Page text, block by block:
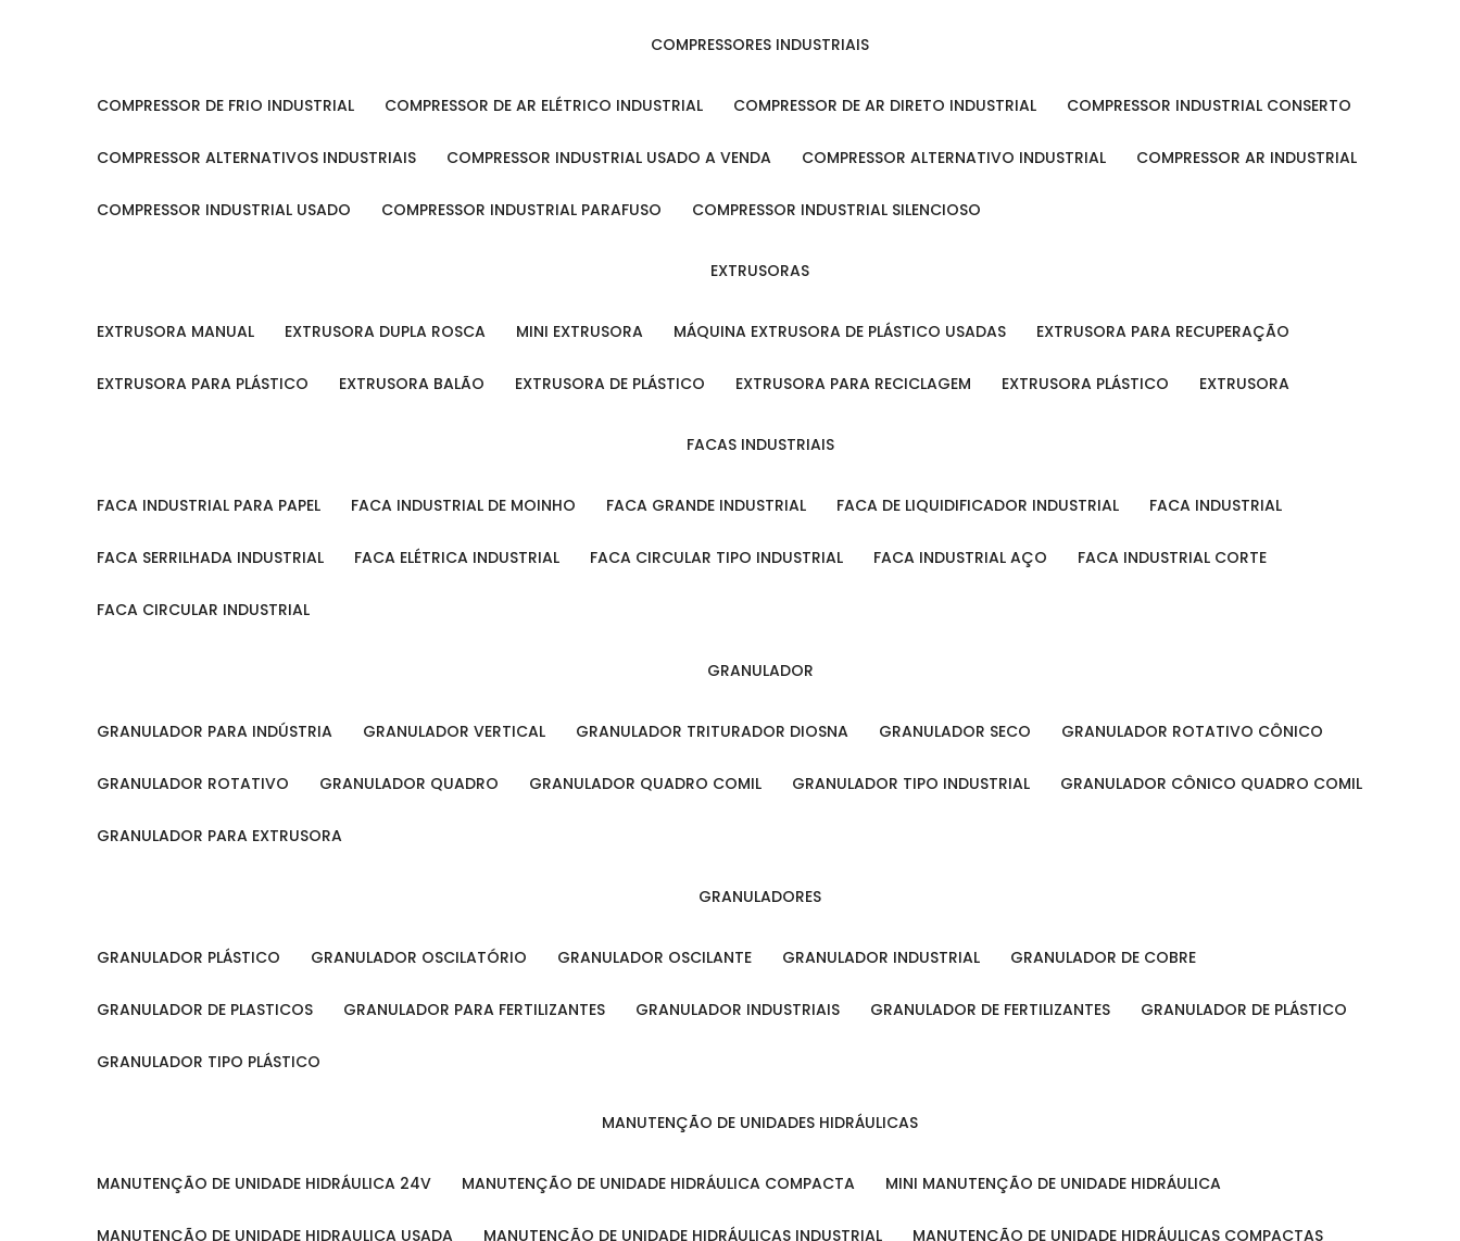
COMPRESSORES INDUSTRIAIS
COMPRESSOR DE FRIO INDUSTRIAL COMPRESSOR DE AR ELÉTRICO INDUSTRIAL COMPRESSOR DE AR DIRETO INDUSTRIAL COMPRESSOR INDUSTRIAL CONSERTO
COMPRESSOR ALTERNATIVOS INDUSTRIAIS COMPRESSOR INDUSTRIAL USADO A VENDA COMPRESSOR ALTERNATIVO INDUSTRIAL COMPRESSOR AR INDUSTRIAL
COMPRESSOR INDUSTRIAL USADO COMPRESSOR INDUSTRIAL PARAFUSO COMPRESSOR INDUSTRIAL SILENCIOSO
EXTRUSORAS
EXTRUSORA MANUAL EXTRUSORA DUPLA ROSCA MINI EXTRUSORA MÁQUINA EXTRUSORA DE PLÁSTICO USADAS EXTRUSORA PARA RECUPERAÇÃO
EXTRUSORA PARA PLÁSTICO EXTRUSORA BALÃO EXTRUSORA DE PLÁSTICO EXTRUSORA PARA RECICLAGEM EXTRUSORA PLÁSTICO EXTRUSORA
FACAS INDUSTRIAIS
FACA INDUSTRIAL PARA PAPEL FACA INDUSTRIAL DE MOINHO FACA GRANDE INDUSTRIAL FACA DE LIQUIDIFICADOR INDUSTRIAL FACA INDUSTRIAL
FACA SERRILHADA INDUSTRIAL FACA ELÉTRICA INDUSTRIAL FACA CIRCULAR TIPO INDUSTRIAL FACA INDUSTRIAL AÇO FACA INDUSTRIAL CORTE
FACA CIRCULAR INDUSTRIAL
GRANULADOR
GRANULADOR PARA INDÚSTRIA GRANULADOR VERTICAL GRANULADOR TRITURADOR DIOSNA GRANULADOR SECO GRANULADOR ROTATIVO CÔNICO
GRANULADOR ROTATIVO GRANULADOR QUADRO GRANULADOR QUADRO COMIL GRANULADOR TIPO INDUSTRIAL GRANULADOR CÔNICO QUADRO COMIL
GRANULADOR PARA EXTRUSORA
GRANULADORES
GRANULADOR PLÁSTICO GRANULADOR OSCILATÓRIO GRANULADOR OSCILANTE GRANULADOR INDUSTRIAL GRANULADOR DE COBRE
GRANULADOR DE PLASTICOS GRANULADOR PARA FERTILIZANTES GRANULADOR INDUSTRIAIS GRANULADOR DE FERTILIZANTES GRANULADOR DE PLÁSTICO
GRANULADOR TIPO PLÁSTICO
MANUTENÇÃO DE UNIDADES HIDRÁULICAS
MANUTENÇÃO DE UNIDADE HIDRÁULICA 24V MANUTENÇÃO DE UNIDADE HIDRÁULICA COMPACTA MINI MANUTENÇÃO DE UNIDADE HIDRÁULICA
MANUTENÇÃO DE UNIDADE HIDRAULICA USADA MANUTENÇÃO DE UNIDADE HIDRÁULICAS INDUSTRIAL MANUTENÇÃO DE UNIDADE HIDRÁULICAS COMPACTAS